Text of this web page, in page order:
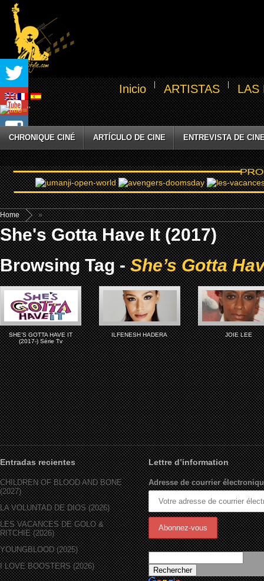
Inicio ARTISTAS LAS
CHRONIQUE CINÉ ARTÍCULO DE CINE ENTREVISTA DE
Home »
She's Gotta Have It (2017)
Browsing Tag -She’s Gotta
SHE’S GOTTA HAVE IT
(2017-) Série Tv
ILFENESH HADERA JOIE LEE
Entradas recientes
CHILDREN OF BLOOD AND BONE
(2027)
LA VOLUNTAD DE DIOS (2026)
LES VACANCES DE GOLO &
RITCHIE (2026)
YOUNGBLOOD (2025)
I LOVE BOOSTERS (2026)
Lettre d’information
Adresse de courrier